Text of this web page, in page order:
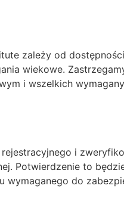
zależy od
wiekowe.
i wszelkich
i
Potwierdzenie to
wymaganego do